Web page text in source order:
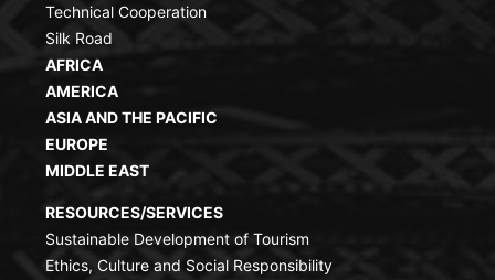
Technical Cooperation
Silk Road
AFRICA
AMERICA
ASIA AND THE PACIFIC
EUROPE
MIDDLE EAST
RESOURCES/SERVICES
Sustainable Development of Tourism
Ethics, Culture and Social Responsibility